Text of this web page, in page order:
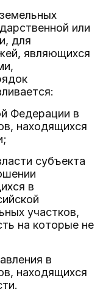
или
для
являющихся
Федерации в
находящихся
субъекта
в
участков,
на которые не
в
находящихся